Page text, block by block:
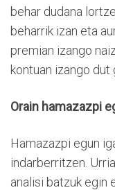
behar dudana
beharrik izan eta
premian izango
kontuan izango dut
Orain hamazazpi
Hamazazpi egun
indarberritzen.
analisi batzuk egin